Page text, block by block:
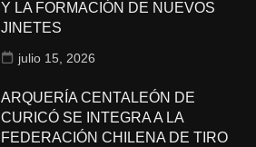
Y LA FORMACIÓN DE NUEVOS
JINETES
julio 15, 2026
ARQUERÍA CENTALEÓN DE
CURICÓ SE INTEGRA A LA
FEDERACIÓN CHILENA DE TIRO